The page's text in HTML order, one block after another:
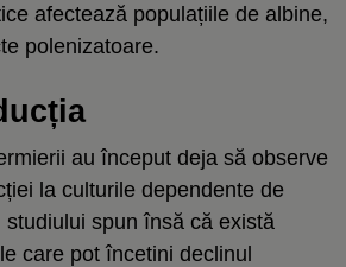
afectează populațiile de albine,
polenizatoare.
au început deja să observe
la culturile dependente de
studiului spun însă că există
care pot încetini declinul